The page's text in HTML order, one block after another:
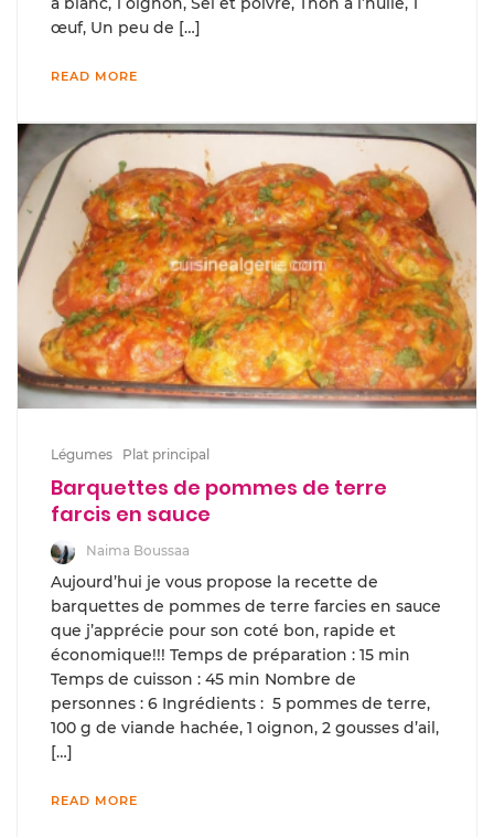
œuf, Un peu de […]
READ MORE
Légumes Plat principal
Barquettes de pommes de terre
farcis en sauce
Naima Boussaa
Aujourd’hui je vous propose la recette de
barquettes de pommes de terre farcies en sauce
que j’apprécie pour son coté bon, rapide et
économique!!! Temps de préparation : 15 min
Temps de cuisson : 45 min Nombre de
personnes : 6 Ingrédients : 5 pommes de terre,
100 g de viande hachée, 1 oignon, 2 gousses d’ail,
[…]
READ MORE